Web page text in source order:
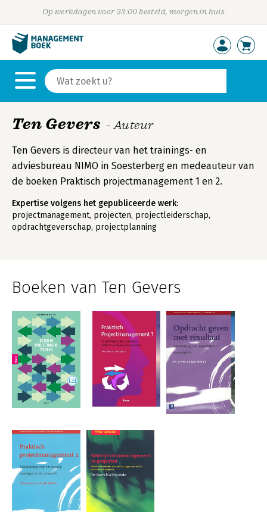
Op werkdagen voor 23:00 besteld, morgen in huis
Ten Gevers - Auteur
Ten Gevers is directeur van het trainings- en
adviesbureau NIMO in Soesterberg en medeauteur van
de boeken Praktisch projectmanagement 1 en 2.
Expertise volgens het gepubliceerde werk:
projectmanagement, projecten, projectleiderschap,
opdrachtgeverschap, projectplanning
Boeken van Ten Gevers